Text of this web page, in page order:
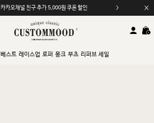
카카오채널 친구 추가 5,000원 쿠폰 할인
모바일 앱 자동 2,000원 할인
베스트 레이스업 로퍼 몽크 부츠 리퍼브 세일